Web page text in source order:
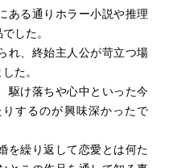
ある通りホラー小説や推理
した。
れ、終始主人公が苛立つ場
た。
駆け落ちや心中といった今
するのが興味深かったで
を繰り返して恋愛とは何た